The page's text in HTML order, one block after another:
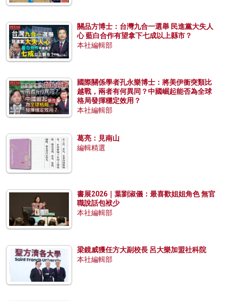
關品方博士：台灣九合一選舉 民進黨大失人
心 藍白合作有望拿下七成以上縣市？
本社編輯部
國際關係學者孔永樂博士：將美伊衝突類比
越戰，兩者有何異同？中國崛起能否為全球
格局發揮穩定效用？
本社編輯部
葛亮：見南山
編輯精選
書展2026｜葉劉淑儀：最喜歡姐姐角色 無官
職說話包袱少
本社編輯部
梁鏡威獲任方大副校長 呂大樂加盟社科院
本社編輯部